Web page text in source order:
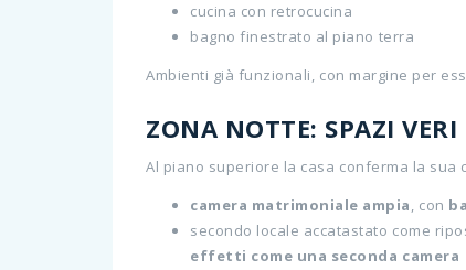
cucina con retrocucina
bagno finestrato al piano terra
Ambienti già funzionali, con margine per
ZONA NOTTE: SPAZI VERI
Al piano superiore la casa conferma la sua
camera matrimoniale ampia, con
secondo locale accatastato come
effetti come una seconda camera